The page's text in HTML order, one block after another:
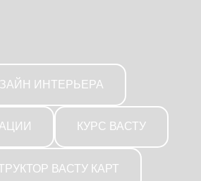
ИНТЕРЬЕРА
КУРС ВАСТУ
ВАСТУ КАРТ